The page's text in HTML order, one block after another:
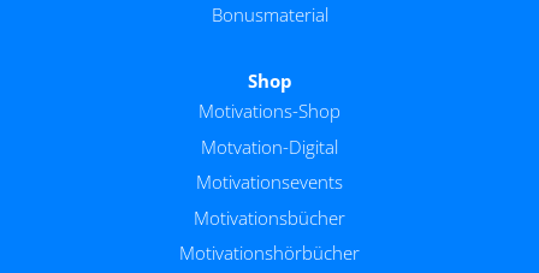
Bonusmaterial
Shop
Motivations-Shop
Motvation-Digital
Motivationsevents
Motivationsbücher
Motivationshörbücher